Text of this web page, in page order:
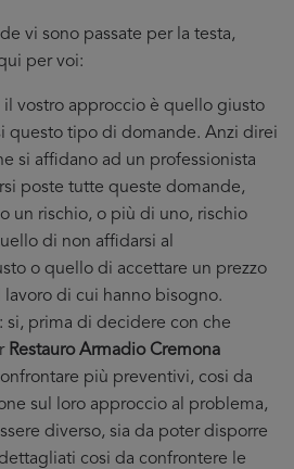
vi sono passate per la testa,
per voi:
il vostro approccio è quello giusto
questo tipo di domande. Anzi direi
si affidano ad un professionista
poste tutte queste domande,
un rischio, o più di uno, rischio
di non affidarsi al
o quello di accettare un prezzo
di cui hanno bisogno.
si, prima di decidere con che
Restauro Armadio Cremona
più preventivi, cosi da
sul loro approccio al problema,
diverso, sia da poter disporre
cosi da confrontere le